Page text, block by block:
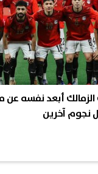
الزمالك أبعد نفسه
آخرين